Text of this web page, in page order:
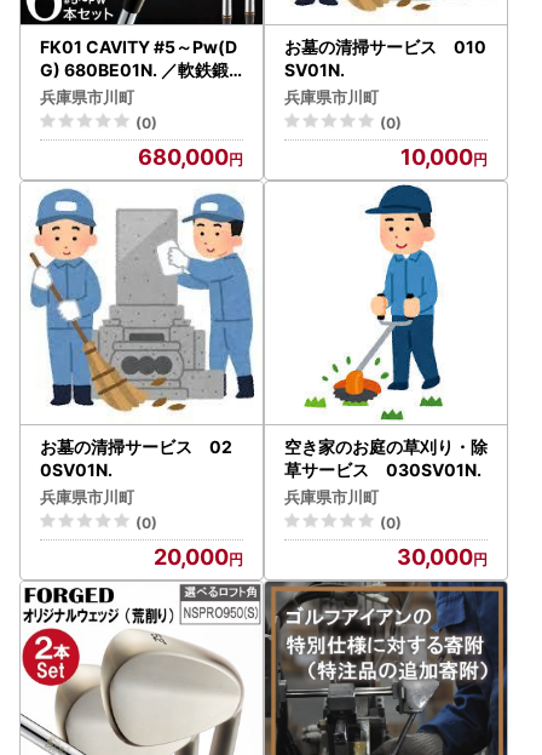
FK01 CAVITY #5～Pw(D
G) 680BE01N. ／軟鉄鍛
造 フォージド アイアン 国
産 ゴルフクラブ
兵庫県市川町
(0)
680,000
お墓の清掃サービス 010
SV01N.
兵庫県市川町
(0)
10,000
お墓の清掃サービス 02
0SV01N.
兵庫県市川町
(0)
20,000
空き家のお庭の草刈り・除
草サービス 030SV01N.
兵庫県市川町
(0)
30,000